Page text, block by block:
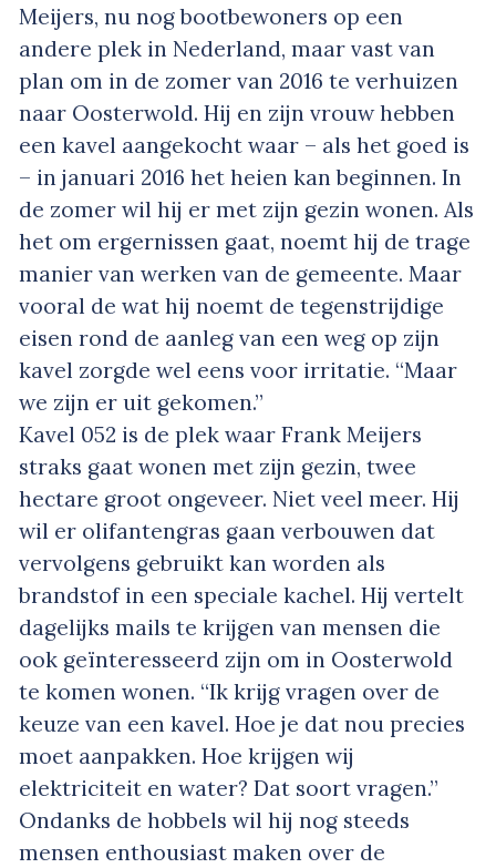
Meijers, nu nog bootbewoners op een
andere plek in Nederland, maar vast van
plan om in de zomer van 2016 te verhuizen
naar Oosterwold. Hij en zijn vrouw hebben
een kavel aangekocht waar – als het goed is
– in januari 2016 het heien kan beginnen. In
de zomer wil hij er met zijn gezin wonen. Als
het om ergernissen gaat, noemt hij de trage
manier van werken van de gemeente. Maar
vooral de wat hij noemt de tegenstrijdige
eisen rond de aanleg van een weg op zijn
kavel zorgde wel eens voor irritatie. “Maar
we zijn er uit gekomen.”
Kavel 052 is de plek waar Frank Meijers
straks gaat wonen met zijn gezin, twee
hectare groot ongeveer. Niet veel meer. Hij
wil er olifantengras gaan verbouwen dat
vervolgens gebruikt kan worden als
brandstof in een speciale kachel. Hij vertelt
dagelijks mails te krijgen van mensen die
ook geïnteresseerd zijn om in Oosterwold
te komen wonen. “Ik krijg vragen over de
keuze van een kavel. Hoe je dat nou precies
moet aanpakken. Hoe krijgen wij
elektriciteit en water? Dat soort vragen.”
Ondanks de hobbels wil hij nog steeds
mensen enthousiast maken over de